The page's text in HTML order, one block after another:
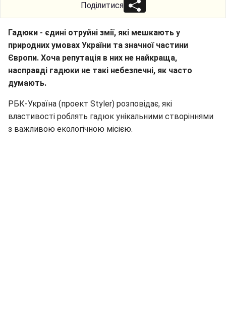
Поділитися
Гадюки - єдині отруйні змії, які мешкають у
природних умовах України та значної частини
Європи. Хоча репутація в них не найкраща,
насправді гадюки не такі небезпечні, як часто
думають.
РБК-Україна (проект Styler) розповідає, які
властивості роблять гадюк унікальними створіннями
з важливою екологічною місією.